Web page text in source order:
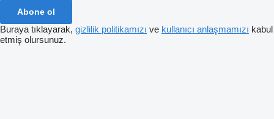
Abone ol
Buraya tıklayarak, gizlilik politikamızı ve kullanıcı anlaşmamızı kabul
etmiş olursunuz.